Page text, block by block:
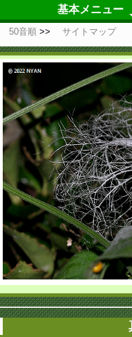
基本メニュー
春の花
夏の花
秋の花
冬の花
四季咲の花
仮置き場
自己紹介
更新履歴
50音順 サイトマップ